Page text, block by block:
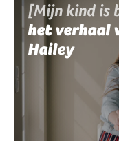
[Mijn kind is
het verhaal
Hailey